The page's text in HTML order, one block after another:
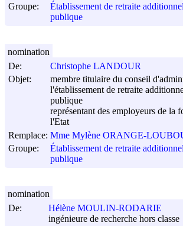
Groupe:
Établissement de retraite
publique
De:
Christophe LANDOUR
Objet:
membre titulaire du conseil
l'établissement de retraite
publique
représentant des employeurs de la
l'Etat
Remplace: Mme Mylène ORANGE-
Groupe:
Établissement de retraite
publique
nomination
De:
Hélène MOULIN-RODARIE
ingénieure de recherche hors classe
nomination